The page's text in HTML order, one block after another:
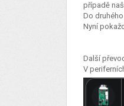
případě
Do
Nyní
Další
V